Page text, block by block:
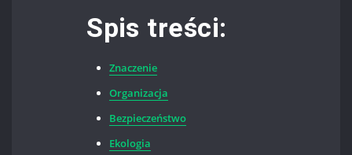
Spis treści:
Znaczenie
Organizacja
Bezpieczeństwo
Ekologia